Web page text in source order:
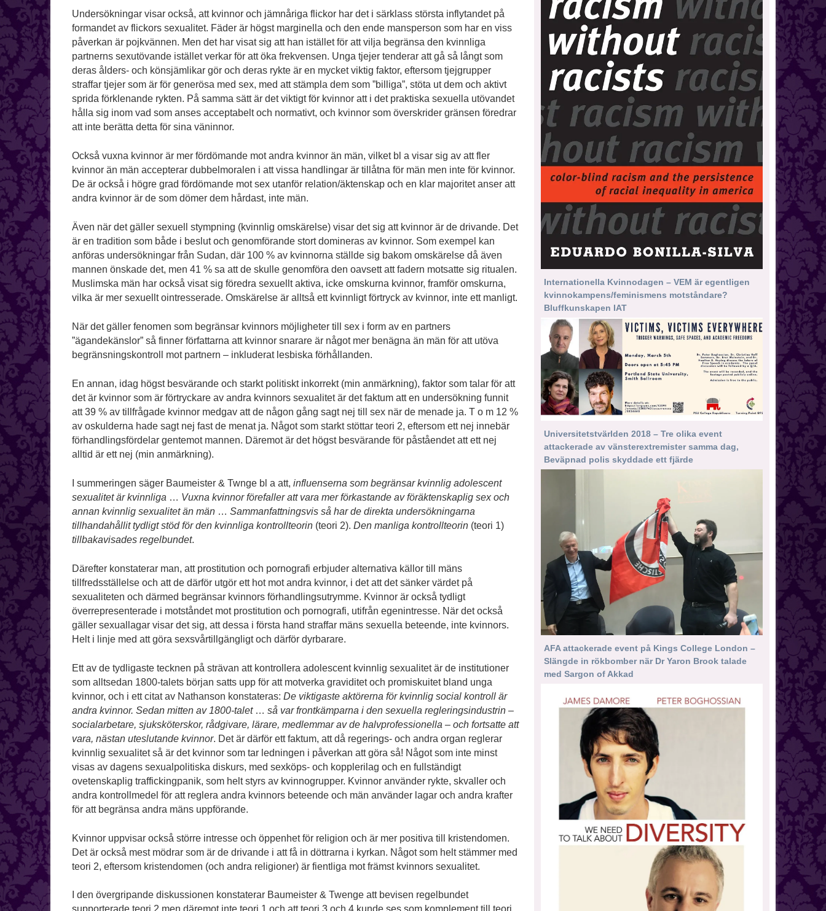
Undersökningar visar också, att kvinnor och jämnåriga flickor har det i särklass största inflytandet på
formandet av flickors sexualitet. Fäder är högst marginella och den ende mansperson som har en viss
påverkan är pojkvännen. Men det har visat sig att han istället för att vilja begränsa den kvinnliga
partnerns sexutövande istället verkar för att öka frekvensen. Unga tjejer tenderar att gå så långt som
deras ålders- och könsjämlikar gör och deras rykte är en mycket viktig faktor, eftersom tjejgrupper
straffar tjejer som är för generösa med sex, med att stämpla dem som ”billiga”, stöta ut dem och aktivt
sprida förklenande rykten. På samma sätt är det viktigt för kvinnor att i det praktiska sexuella utövandet
hålla sig inom vad som anses acceptabelt och normativt, och kvinnor som överskrider gränsen föredrar
att inte berätta detta för sina väninnor.
Också vuxna kvinnor är mer fördömande mot andra kvinnor än män, vilket bl a visar sig av att fler
kvinnor än män accepterar dubbelmoralen i att vissa handlingar är tillåtna för män men inte för kvinnor.
De är också i högre grad fördömande mot sex utanför relation/äktenskap och en klar majoritet anser att
andra kvinnor är de som dömer dem hårdast, inte män.
Även när det gäller sexuell stympning (kvinnlig omskärelse) visar det sig att kvinnor är de drivande. Det
är en tradition som både i beslut och genomförande stort domineras av kvinnor. Som exempel kan
anföras undersökningar från Sudan, där 100 % av kvinnorna ställde sig bakom omskärelse då även
mannen önskade det, men 41 % sa att de skulle genomföra den oavsett att fadern motsatte sig ritualen.
Muslimska män har också visat sig föredra sexuellt aktiva, icke omskurna kvinnor, framför omskurna,
vilka är mer sexuellt ointresserade. Omskärelse är alltså ett kvinnligt förtryck av kvinnor, inte ett manligt.
När det gäller fenomen som begränsar kvinnors möjligheter till sex i form av en partners
”ägandekänslor” så finner författarna att kvinnor snarare är något mer benägna än män för att utöva
begränsningskontroll mot partnern – inkluderat lesbiska förhållanden.
En annan, idag högst besvärande och starkt politiskt inkorrekt (min anmärkning), faktor som talar för att
det är kvinnor som är förtryckare av andra kvinnors sexualitet är det faktum att en undersökning funnit
att 39 % av tillfrågade kvinnor medgav att de någon gång sagt nej till sex när de menade ja. T o m 12 %
av oskulderna hade sagt nej fast de menat ja. Något som starkt stöttar teori 2, eftersom ett nej innebär
förhandlingsfördelar gentemot mannen. Däremot är det högst besvärande för påståendet att ett nej
alltid är ett nej (min anmärkning).
I summeringen säger Baumeister & Twnge bl a att, influenserna som begränsar kvinnlig adolescent
sexualitet är kvinnliga … Vuxna kvinnor förefaller att vara mer förkastande av föräktenskaplig sex och
annan kvinnlig sexualitet än män … Sammanfattningsvis så har de direkta undersökningarna
tillhandahållit tydligt stöd för den kvinnliga kontrollteorin (teori 2). Den manliga kontrollteorin (teori 1)
tillbakavisades regelbundet.
Därefter konstaterar man, att prostitution och pornografi erbjuder alternativa källor till mäns
tillfredsställelse och att de därför utgör ett hot mot andra kvinnor, i det att det sänker värdet på
sexualiteten och därmed begränsar kvinnors förhandlingsutrymme. Kvinnor är också tydligt
överrepresenterade i motståndet mot prostitution och pornografi, utifrån egenintresse. När det också
gäller sexuallagar visar det sig, att dessa i första hand straffar mäns sexuella beteende, inte kvinnors.
Helt i linje med att göra sexsvårtillgängligt och därför dyrbarare.
Ett av de tydligaste tecknen på strävan att kontrollera adolescent kvinnlig sexualitet är de institutioner
som alltsedan 1800-talets början satts upp för att motverka graviditet och promiskuitet bland unga
kvinnor, och i ett citat av Nathanson konstateras: De viktigaste aktörerna för kvinnlig social kontroll är
andra kvinnor. Sedan mitten av 1800-talet … så var frontkämparna i den sexuella regleringsindustrin –
socialarbetare, sjuksköterskor, rådgivare, lärare, medlemmar av de halvprofessionella – och fortsatte att
vara, nästan uteslutande kvinnor. Det är därför ett faktum, att då regerings- och andra organ reglerar
kvinnlig sexualitet så är det kvinnor som tar ledningen i påverkan att göra så! Något som inte minst
visas av dagens sexualpolitiska diskurs, med sexköps- och kopplerilag och en fullständigt
ovetenskaplig traffickingpanik, som helt styrs av kvinnogrupper. Kvinnor använder rykte, skvaller och
andra kontrollmedel för att reglera andra kvinnors beteende och män använder lagar och andra krafter
för att begränsa andra mäns uppförande.
Kvinnor uppvisar också större intresse och öppenhet för religion och är mer positiva till kristendomen.
Det är också mest mödrar som är de drivande i att få in döttrarna i kyrkan. Något som helt stämmer med
teori 2, eftersom kristendomen (och andra religioner) är fientliga mot främst kvinnors sexualitet.
I den övergripande diskussionen konstaterar Baumeister & Twenge att bevisen regelbundet
Internationella Kvinnodagen – VEM är egentligen
kvinnokampens/feminismens motståndare?
Bluffkunskapen IAT
Universitetstvärlden 2018 – Tre olika event
attackerade av vänsterextremister samma dag,
Beväpnad polis skyddade ett fjärde
AFA attackerade event på Kings College London –
Slängde in rökbomber när Dr Yaron Brook talade
med Sargon of Akkad